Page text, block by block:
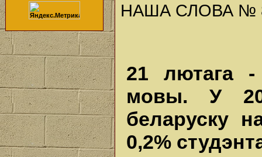
НАША СЛОВА № 8
21 лютага
мовы. У
беларуску
0,2%